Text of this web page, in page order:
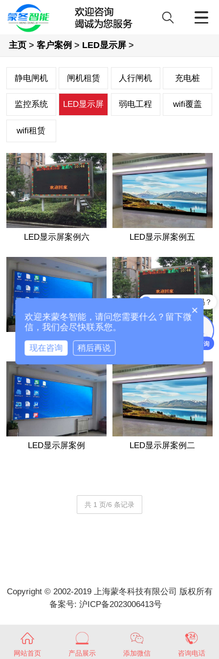
主页> 客户案例 > LED显示屏>
静电闸机 闸机租赁 人行闸机 充电桩
监控系统 LED显示屏 弱电工程 wifi覆盖
wifi租赁
LED显示屏案例六 LED显示屏案例五
LED显示屏案例四
LED显示屏案例 LED显示屏案例二
共 1 页/6 条记录
Copyright © 2002-2019 上海蒙冬科技有限公司 版权所有
备案号: 沪ICP备2023006413号
网站首页 产品展示 添加微信 咨询电话
能介绍下产品吗？
×
欢迎来蒙冬智能，请问您需要什么？留下微
信，我们会尽快联系您。
现在咨询 稍后再说